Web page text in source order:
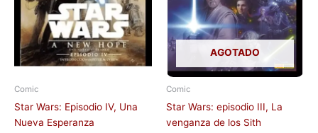
Comic
Star Wars: Episodio IV, Una
Nueva Esperanza
AGOTADO
Comic
Star Wars: episodio III, La
venganza de los Sith